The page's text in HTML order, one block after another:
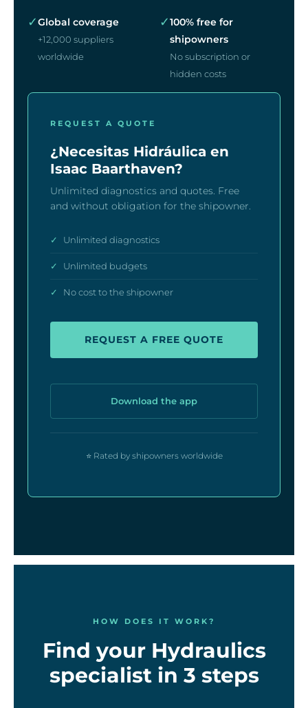
✓Global coverage
+12,000 suppliers
worldwide
✓100% free for
shipowners
No subscription or
hidden costs
REQUEST A QUOTE
¿Necesitas Hidráulica en
Isaac Baarthaven?
Unlimited diagnostics and quotes. Free
and without obligation for the shipowner.
✓ Unlimited diagnostics
✓ Unlimited budgets
✓ No cost to the shipowner
REQUEST A FREE QUOTE
Download the app
⭐ Rated by shipowners worldwide
HOW DOES IT WORK?
Find your Hydraulics
specialist in 3 steps